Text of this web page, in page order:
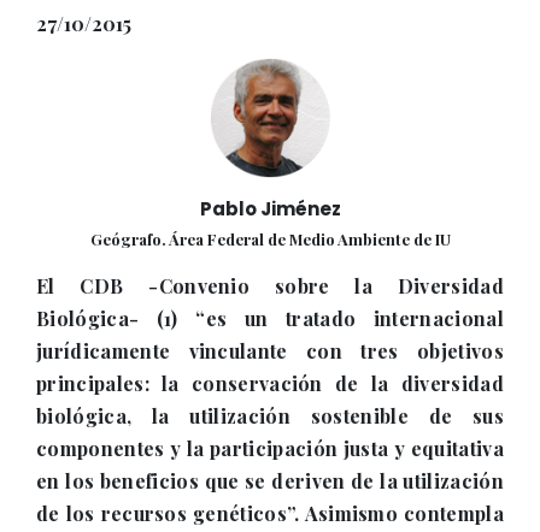
27/10/2015
Pablo Jiménez
Geógrafo. Área Federal de Medio Ambiente de IU
El CDB -Convenio sobre la Diversidad
Biológica- (1) “es un tratado internacional
jurídicamente vinculante con tres objetivos
principales: la conservación de la diversidad
biológica, la utilización sostenible de sus
componentes y la participación justa y equitativa
en los beneficios que se deriven de la utilización
de los recursos genéticos”. Asimismo contempla